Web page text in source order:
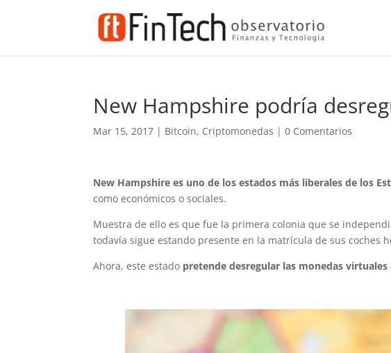
New Hampshire podría
Mar 15, 2017 | Bitcoin, Criptomonedas |0 Comentarios
New Hampshire es uno de los estados más liberales de los
como económicos o sociales.
Muestra de ello es que fue la primera colonia que se
todavía sigue estando presente en la matrícula de sus coches
Ahora, este estado pretende desregular las monedas